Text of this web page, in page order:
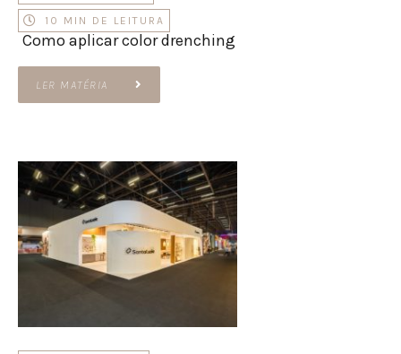
10 MIN DE LEITURA
Como aplicar color drenching
LER MATÉRIA